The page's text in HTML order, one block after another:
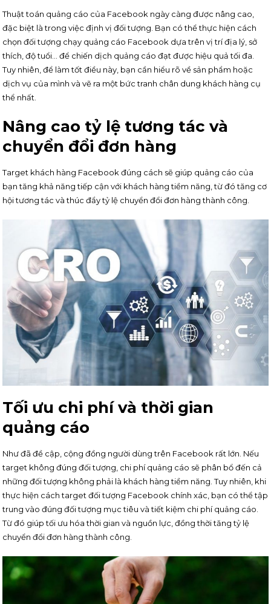
Thuật toán quảng cáo của Facebook ngày càng được nâng cao,
đặc biệt là trong việc định vị đối tượng. Bạn có thể thực hiện cách
chọn đối tượng chạy quảng cáo Facebook dựa trên vị trí địa lý, sở
thích, độ tuổi… để chiến dịch quảng cáo đạt được hiệu quả tối đa.
Tuy nhiên, để làm tốt điều này, bạn cần hiểu rõ về sản phẩm hoặc
dịch vụ của mình và vẽ ra một bức tranh chân dung khách hàng cụ
thể nhất.
Nâng cao tỷ lệ tương tác và
chuyển đổi đơn hàng
Target khách hàng Facebook đúng cách sẽ giúp quảng cáo của
bạn tăng khả năng tiếp cận với khách hàng tiềm năng, từ đó tăng cơ
hội tương tác và thúc đẩy tỷ lệ chuyển đổi đơn hàng thành công.
Tối ưu chi phí và thời gian
quảng cáo
Như đã đề cập, cộng đồng người dùng trên Facebook rất lớn. Nếu
target không đúng đối tượng, chi phí quảng cáo sẽ phân bổ đến cả
những đối tượng không phải là khách hàng tiềm năng. Tuy nhiên, khi
thực hiện cách target đối tượng Facebook chính xác, bạn có thể tập
trung vào đúng đối tượng mục tiêu và tiết kiệm chi phí quảng cáo.
Từ đó giúp tối ưu hóa thời gian và nguồn lực, đồng thời tăng tỷ lệ
chuyển đổi đơn hàng thành công.